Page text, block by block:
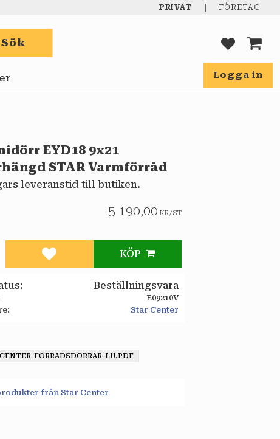
PRIVAT FÖRETAG
Logga in
Sök
EYD18 9x21
STAR Varmförråd
leveranstid till butiken.
5 190,00 KR/ST
KÖP
Lägg till i favoriter
Beställningsvara
E09210V
Star Center
FORRADSDORRAR-LU.PDF
från Star Center